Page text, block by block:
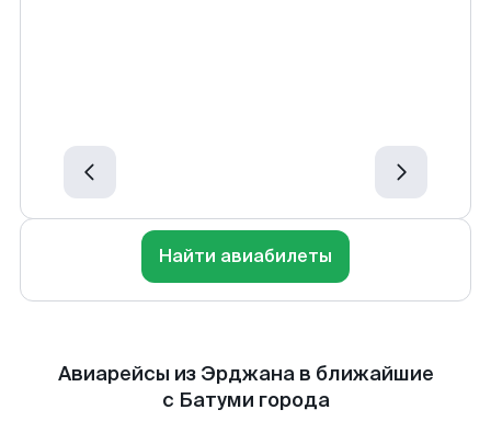
Найти авиабилеты
Авиарейсы из Эрджана в ближайшие
с Батуми города